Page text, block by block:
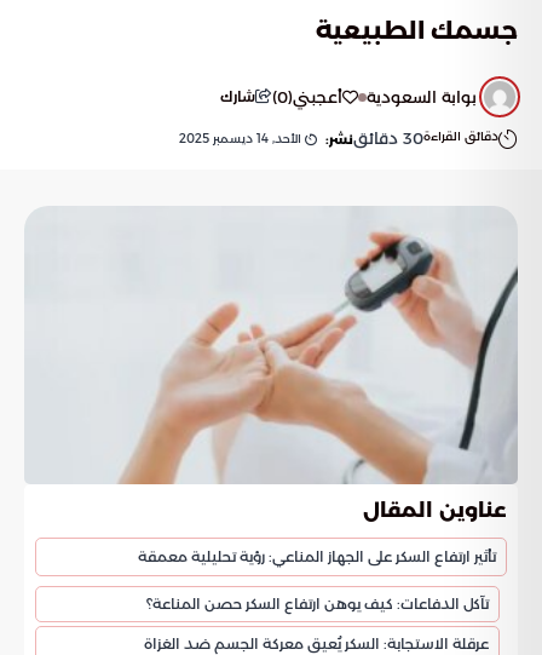
جسمك الطبيعية
بوابة السعودية أعجبني(
0
) شارك
دقائق القراءة30 دقائقنشر: الأحد, 14 ديسمبر 2025
عناوين المقال
تأثير ارتفاع السكر على الجهاز المناعي: رؤية تحليلية معمقة
تآكل الدفاعات: كيف يوهن ارتفاع السكر حصن المناعة؟
عرقلة الاستجابة: السكر يُعيق معركة الجسم ضد الغزاة